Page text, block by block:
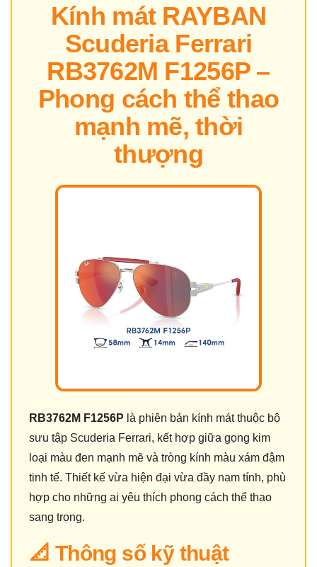
Kính mát RAYBAN
Scuderia Ferrari
RB3762M F1256P –
Phong cách thể thao
mạnh mẽ, thời
thượng
RB3762M F1256P là phiên bản kính mát thuộc bộ
sưu tập Scuderia Ferrari, kết hợp giữa gọng kim
loại màu đen mạnh mẽ và tròng kính màu xám đậm
tinh tế. Thiết kế vừa hiện đại vừa đầy nam tính, phù
hợp cho những ai yêu thích phong cách thể thao
sang trọng.
📐 Thông số kỹ thuật